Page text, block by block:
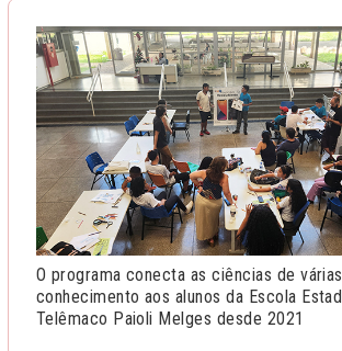
O programa conecta as ciências de
conhecimento aos alunos da Escola
Telêmaco Paioli Melges desde 2021